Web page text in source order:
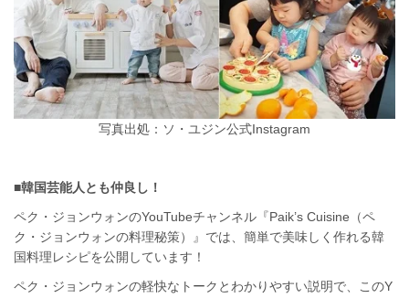
写真出処：ソ・ユジン公式Instagram
■韓国芸能人とも仲良し！
ペク・ジョンウォンのYouTubeチャンネル『Paik’s Cuisine（ペ
ク・ジョンウォンの料理秘策）』では、簡単で美味しく作れる韓
国料理レシピを公開しています！
ペク・ジョンウォンの軽快なトークとわかりやすい説明で、このY